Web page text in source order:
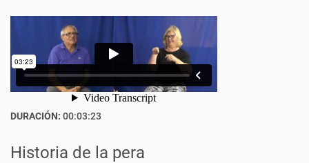
DURACIÓN: 00:03:23
Historia de la pera